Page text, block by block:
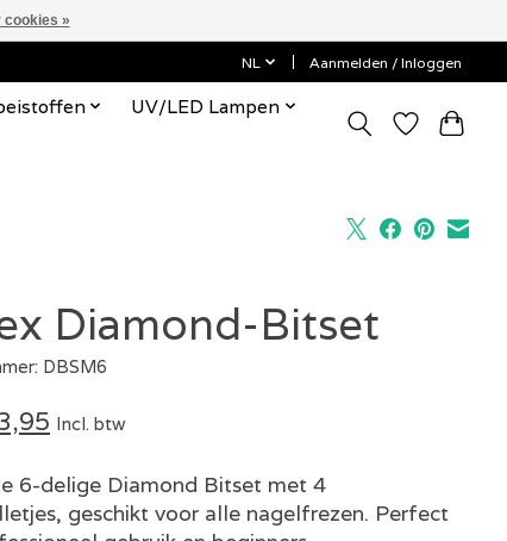
NL Aanmelden / Inloggen
UV/LED Lampen
Diamond-Bitset
DBSM6
Incl. btw
6-delige Diamond Bitset met 4
geschikt voor alle nagelfrezen. Perfect
cookies »